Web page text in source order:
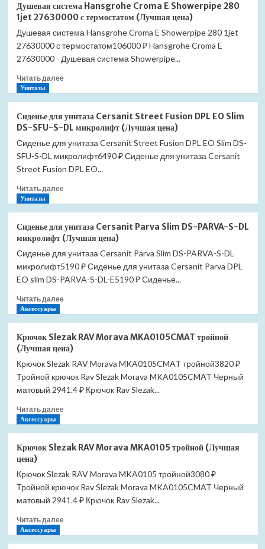
термостатом
цена)
система
Hansgrohe
Croma
E
Showerpipe
1jet
с
термостатом
для
(Лучшая
цена)
Душевая система Hansgrohe Croma E Showerpipe 280
1jet 27630000 с термостатом (Лучшая цена)
Душевая система Hansgrohe Croma E Showerpipe 280 1jet
27630000 с термостатом106000 ₽ Hansgrohe Croma E
27630000 - Душевая система Showerpipe...
Читать далееПрочитать
система
Hansgrohe
Croma
E
Showerpipe
1jet
с
термостатом
(Лучшая
цена)
Унитазы
Сиденье для унитаза Cersanit Street Fusion DPL EO Slim
DS-SFU-S-DL микролифт (Лучшая цена)
Сиденье для унитаза Cersanit Street Fusion DPL EO Slim DS-
SFU-S-DL микролифт6490 ₽ Сиденье для унитаза Cersanit
Street Fusion DPL EO...
Читать далееПрочитать
для
унитаза
Cersanit
Street
Fusion
EO
DS-
SFU-
S-
микролифт
(Лучшая
цена)
Унитазы
Сиденье для унитаза Cersanit Parva Slim DS-PARVA-S-DL
микролифт (Лучшая цена)
Сиденье для унитаза Cersanit Parva Slim DS-PARVA-S-DL
микролифт5190 ₽ Сиденье для унитаза Cersanit Parva DPL
EO slim DS-PARVA-S-DL-E5190 ₽ Сиденье...
Читать далееПрочитать
Сиденье
для
унитаза
Cersanit
Parva
Slim
PARVA-
DL
микролифт
Аксессуары
Крючок Slezak RAV Morava MKA0105CMAT тройной
(Лучшая цена)
Крючок Slezak RAV Morava MKA0105CMAT тройной3820 ₽
Тройной крючок Rav Slezak Morava MKA0105CMAT Черный
матовый 2941.4 ₽ Крючок Rav Slezak...
Читать далееПрочитать
Крючок
Slezak
Morava
MKA0105CMAT
тройной
цена)
Аксессуары
Крючок Slezak RAV Morava MKA0105 тройной (Лучшая
цена)
Крючок Slezak RAV Morava MKA0105 тройной3080 ₽
Тройной крючок Rav Slezak Morava MKA0105CMAT Черный
матовый 2941.4 ₽ Крючок Rav Slezak...
Читать далееПрочитать
Аксессуары